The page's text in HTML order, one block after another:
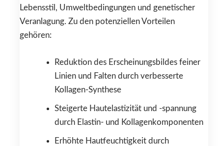
Lebensstil, Umweltbedingungen und genetischer
Veranlagung. Zu den potenziellen Vorteilen
gehören:
Reduktion des Erscheinungsbildes feiner
Linien und Falten durch verbesserte
Kollagen-Synthese
Steigerte Hautelastizität und -spannung
durch Elastin- und Kollagenkomponenten
Erhöhte Hautfeuchtigkeit durch